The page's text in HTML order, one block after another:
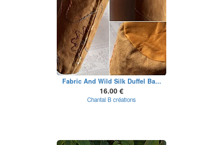
Fabric And Wild Silk Duffel Ba...
16.00 €
Chantal B créations